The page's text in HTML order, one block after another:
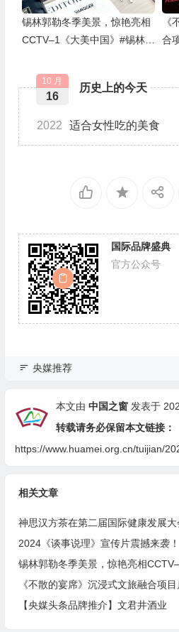
锡林郭勒冬季美景，惊艳亮相
CCTV–1《大美中国》#锡林郭
《
合
历史上的今天
10 月
16
2022 适合女性吃的美食
国际品牌盛典
官方公众号
央媒推荐
本文由 中国之窗发表于
转载请务必保留本文链接：
https://www.huamei.org.cn/tuijian/
相关文章
神思汉方茶在第二届国际健康发展
2024《谈事说理》宣传片震撼来袭！
锡林郭勒冬季美景，惊艳亮相
《不散的宴席》沉浸式文旅融合项目
【央媒头条品牌推介】文君井酒业